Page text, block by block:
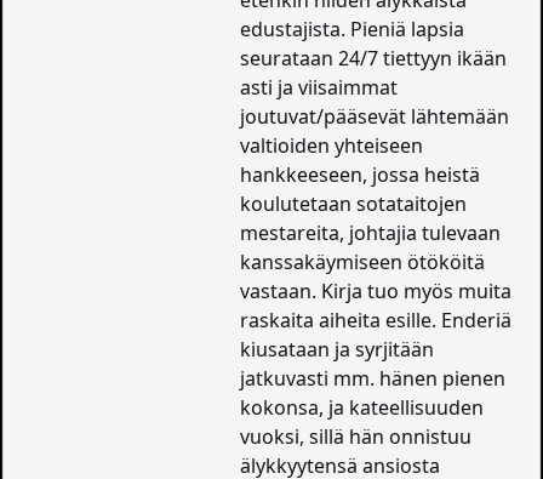
edustajista. Pieniä lapsia
seurataan 24/7 tiettyyn ikään
asti ja viisaimmat
joutuvat/pääsevät lähtemään
valtioiden yhteiseen
hankkeeseen, jossa heistä
koulutetaan sotataitojen
mestareita, johtajia tulevaan
kanssakäymiseen ötököitä
vastaan. Kirja tuo myös muita
raskaita aiheita esille. Enderiä
kiusataan ja syrjitään
jatkuvasti mm. hänen pienen
kokonsa, ja kateellisuuden
vuoksi, sillä hän onnistuu
älykkyytensä ansiosta